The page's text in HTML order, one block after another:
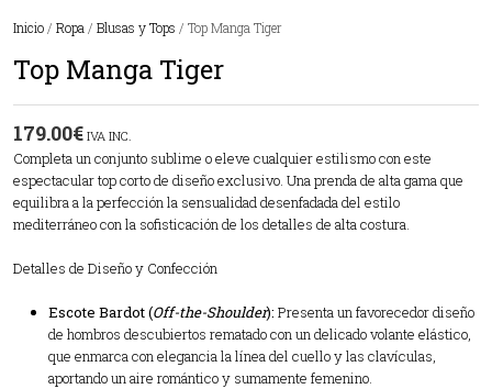
Inicio / Ropa / Blusas y Tops / Top Manga Tiger
Top Manga Tiger
179.00€ IVA INC.
Completa un conjunto sublime o eleve cualquier estilismo con este
espectacular top corto de diseño exclusivo. Una prenda de alta gama que
equilibra a la perfección la sensualidad desenfadada del estilo
mediterráneo con la sofisticación de los detalles de alta costura.
Detalles de Diseño y Confección
Escote Bardot (Off-the-Shoulder): Presenta un favorecedor diseño
de hombros descubiertos rematado con un delicado volante elástico,
que enmarca con elegancia la línea del cuello y las clavículas,
aportando un aire romántico y sumamente femenino.